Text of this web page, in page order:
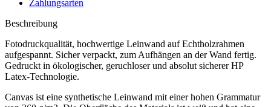
Zahlungsarten
Beschreibung
Fotodruckqualität, hochwertige Leinwand auf Echtholzrahmen
aufgespannt. Sicher verpackt, zum Aufhängen an der Wand fertig.
Gedruckt in ökologischer, geruchloser und absolut sicherer HP
Latex-Technologie.
Canvas ist eine synthetische Leinwand mit einer hohen Grammatur